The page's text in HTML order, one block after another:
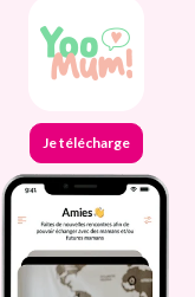
Je télécharge